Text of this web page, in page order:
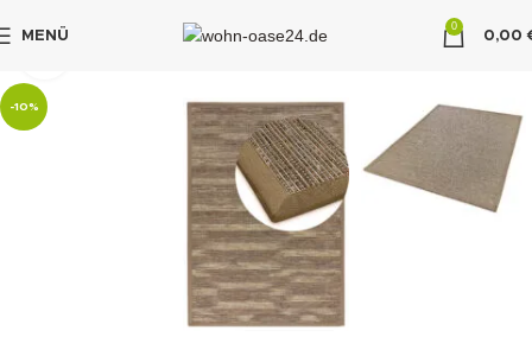
MENÜ
0
0,00
-10%